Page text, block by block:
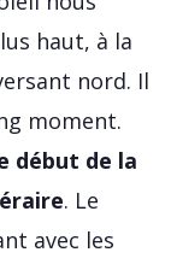
haut, à la
nord. Il
moment.
début de la
. Le
avec les